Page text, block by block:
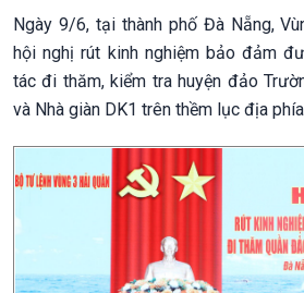
Ngày 9/6, tại thành phố Đà Nẵng,
hội nghị rút kinh nghiệm bảo đảm
tác đi thăm, kiểm tra huyện đảo
và Nhà giàn DK1 trên thềm lục địa